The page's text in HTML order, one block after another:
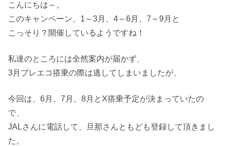
こんにちは～。
このキャンペーン、1～3月、4～6月、7～9月と
こっそり？開催しているようですね！
私達のところには全然案内が届かず、
3月プレエコ搭乗の際は逃してしまいましたが、
今回は、6月、7月、8月とX搭乗予定が決まっていたの
で、
JALさんに電話して、旦那さんともども登録して頂きまし
た。